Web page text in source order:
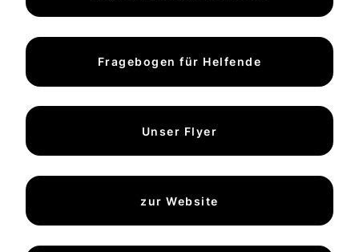
Fragebogen für Helfende
Unser Flyer
zur Website